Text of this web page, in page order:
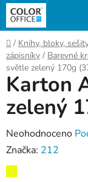
Přejít
obsah
Domů
/ Knihy, bloky,
zápisníky / Barevné
světle zelený 170g
Karton
zelený
Průměrné
hodnocení
produktu
Neohodnoceno
Značka: 212
,